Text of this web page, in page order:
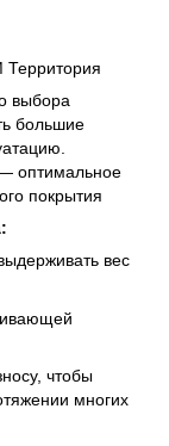
выбора
большие
оптимальное
покрытия
вес
чтобы
многих